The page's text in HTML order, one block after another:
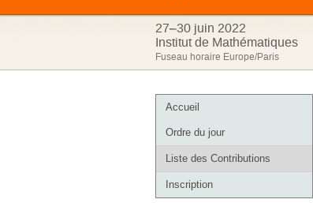
27–30 juin 2022
Institut de Mathématiques
Fuseau horaire Europe/Paris
Menu
de
Accueil
Ordre du jour
Liste des Contributions
Inscription